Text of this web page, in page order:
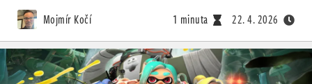
Mojmír Kočí 1 minuta 22. 4. 2026